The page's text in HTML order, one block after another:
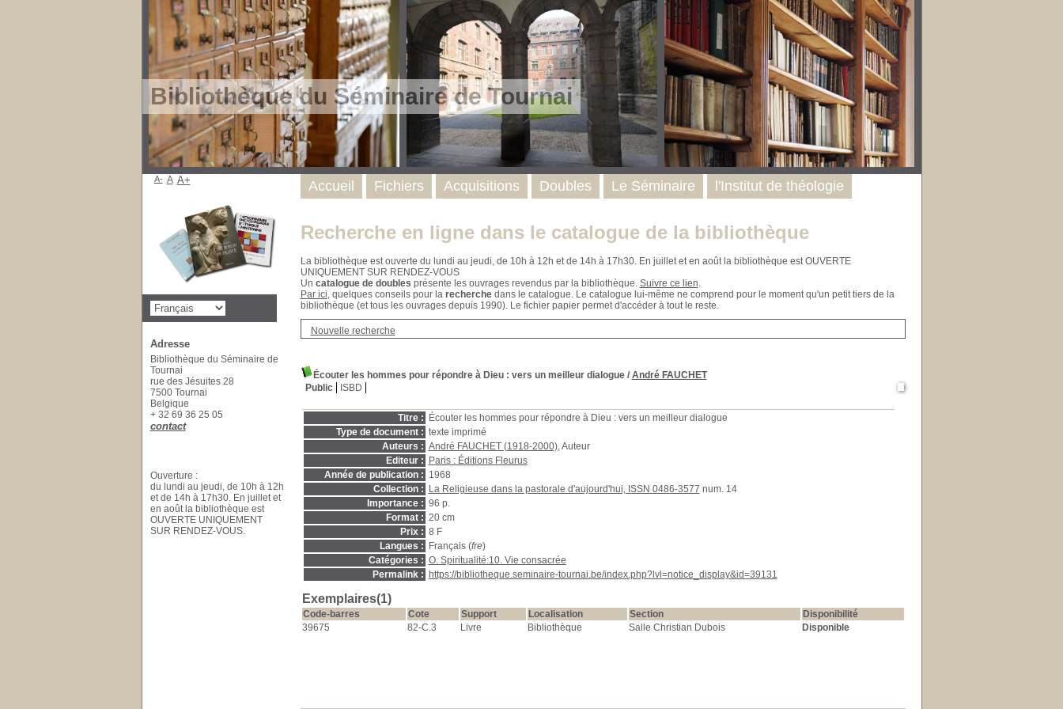
Bibliothèque du Séminaire de Tournai
Recherche en ligne dans le catalogue de la bibliothèque
La bibliothèque est ouverte du lundi au jeudi, de 10h à 12h et de 14h à 17h30. En juillet et en août la bibliothèque est OUVERTE
UNIQUEMENT SUR RENDEZ-VOUS
Un catalogue de doubles présente les ouvrages revendus par la bibliothèque. Suivre ce lien.
Par ici, quelques conseils pour la recherchedans le catalogue. Le catalogue lui-même ne comprend pour le moment qu'un petit tiers de la
bibliothèque (et tous les ouvrages depuis 1990). Le fichier papier permet d'accéder à tout le reste.
Nouvelle recherche
Écouter les hommes pour répondre à Dieu: vers un meilleur dialogue/ André FAUCHET
Public
ISBD
Titre :
Écouter les hommes pour répondre à Dieu : vers un meilleur dialogue
Type de document : texte imprimé
Auteurs : André FAUCHET (1918-2000), Auteur
Editeur :
Paris : Éditions Fleurus
Année de publication : 1968
Collection :
La Religieuse dans la pastorale d'aujourd'hui, ISSN 0486-3577 num. 14
Importance : 96 p.
Format : 20 cm
Prix : 8 F
Langues :
Français (fre)
Catégories : O. Spiritualité:10. Vie consacrée
Permalink :
https://bibliotheque.seminaire-tournai.be/index.php?lvl=notice_display&id=39131
Exemplaires(1)
Code-barres Cote Support Localisation Section
Disponibilité
39675
82-C.3 Livre Bibliothèque Salle Christian Dubois Disponible
Accueil Fichiers Acquisitions Doubles Le Séminaire l'Institut de théologie
A- A A+
Adresse
Bibliothèque du Séminaire de
Tournai
rue des Jésuites 28
7500 Tournai
Belgique
+ 32 69 36 25 05
contact
Ouverture :
du lundi au jeudi, de 10h à 12h
et de 14h à 17h30. En juillet et
en août la bibliothèque est
OUVERTE UNIQUEMENT
SUR RENDEZ-VOUS.